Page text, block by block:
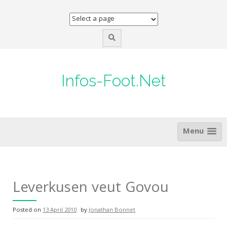
Infos-Foot.Net
Menu
Leverkusen veut Govou
Posted on 13 April 2010 byJonathan Bonnet